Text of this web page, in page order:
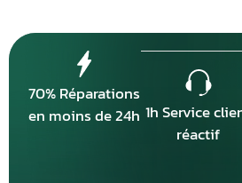
70% Réparations
en moins de 24h 1h Service
réactif